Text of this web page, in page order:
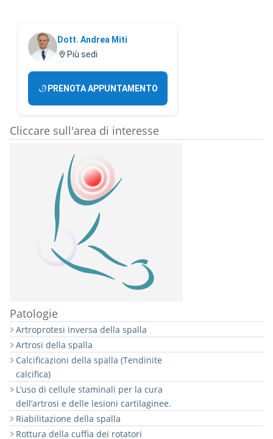
Dott. Andrea Miti
Più sedi
PRENOTA APPUNTAMENTO
Cliccare sull'area di interesse
Patologie
Artroprotesi inversa della spalla
Artrosi della spalla
Calcificazioni della spalla (Tendinite
calcifica)
L’uso di cellule staminali per la cura
dell’artrosi e delle lesioni cartilaginee.
Riabilitazione della spalla
Rottura della cuffia dei rotatori